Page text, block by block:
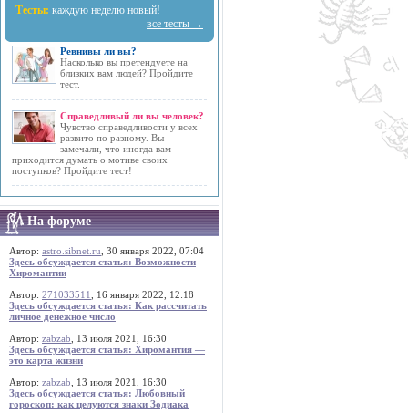
Тесты: каждую неделю новый!
все тесты →
Ревнивы ли вы?
Насколько вы претендуете на
близких вам людей? Пройдите
тест.
Справедливый ли вы человек?
Чувство справедливости у всех
развито по разному. Вы
замечали, что иногда вам
приходится думать о мотиве своих
поступков? Пройдите тест!
На форуме
Автор: astro.sibnet.ru , 30 января 2022, 07:04
Здесь обсуждается статья: Возможности
Хиромантии
Автор: 271033511
, 16 января 2022, 12:18
Здесь обсуждается статья: Как рассчитать
личное денежное число
Автор: zabzab , 13 июля 2021, 16:30
Здесь обсуждается статья: Хиромантия —
это карта жизни
Автор: zabzab , 13 июля 2021, 16:30
Здесь обсуждается статья: Любовный
гороскоп: как целуются знаки Зодиака